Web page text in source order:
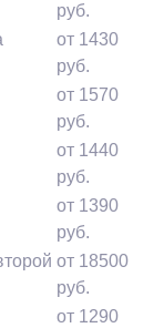
руб.
от 1430
руб.
от 1570
руб.
от 1440
руб.
от 1390
руб.
от 18500
руб.
от 1290